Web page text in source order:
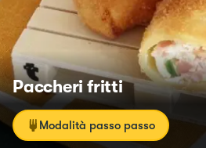
Paccheri fritti
Modalità passo passo